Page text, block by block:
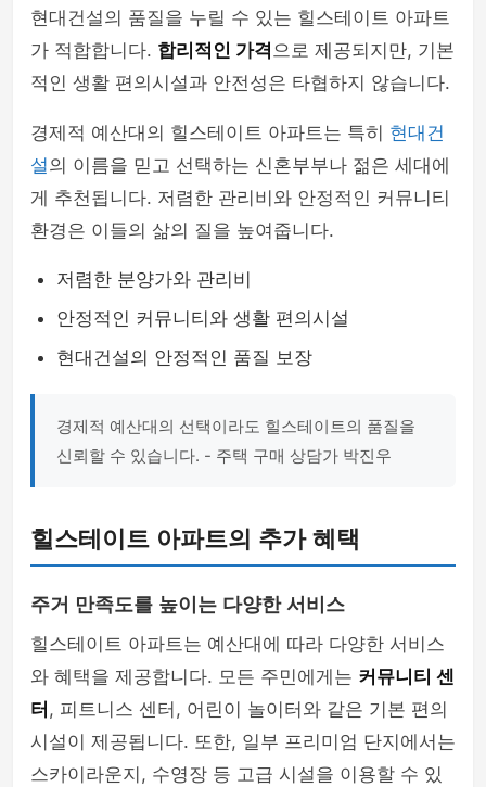
현대건설의 품질을 누릴 수 있는 힐스테이트 아파트
가 적합합니다. 합리적인 가격으로 제공되지만, 기본
적인 생활 편의시설과 안전성은 타협하지 않습니다.
경제적 예산대의 힐스테이트 아파트는 특히 현대건
설 의 이름을 믿고 선택하는 신혼부부나 젊은 세대에
게 추천됩니다. 저렴한 관리비와 안정적인 커뮤니티
환경은 이들의 삶의 질을 높여줍니다.
저렴한 분양가와 관리비
안정적인 커뮤니티와 생활 편의시설
현대건설의 안정적인 품질 보장
경제적 예산대의 선택이라도 힐스테이트의 품질을
신뢰할 수 있습니다. - 주택 구매 상담가 박진우
힐스테이트 아파트의 추가 혜택
주거 만족도를 높이는 다양한 서비스
힐스테이트 아파트는 예산대에 따라 다양한 서비스
와 혜택을 제공합니다. 모든 주민에게는 커뮤니티 센
터 , 피트니스 센터, 어린이 놀이터와 같은 기본 편의
시설이 제공됩니다. 또한, 일부 프리미엄 단지에서는
스카이라운지, 수영장 등 고급 시설을 이용할 수 있